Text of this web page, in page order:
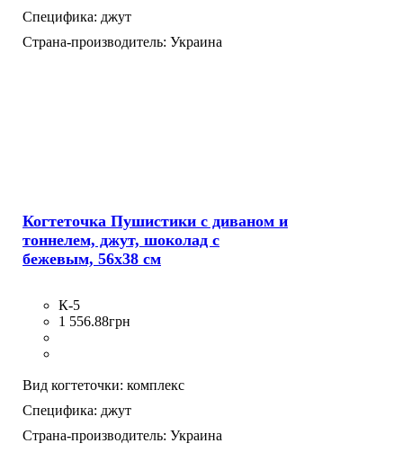
Специфика: джут
Страна-производитель: Украина
Когтеточка Пушистики с диваном и
тоннелем, джут, шоколад с
бежевым, 56х38 см
К-5
1 556.88грн
Вид когтеточки: комплекс
Специфика: джут
Страна-производитель: Украина